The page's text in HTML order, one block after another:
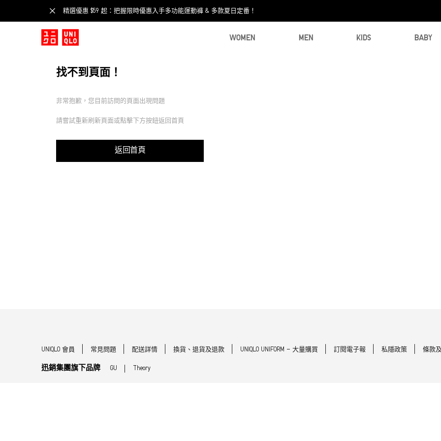
精選優惠 $59 起：把握限時優惠入手多功能運動褲 & 多款夏日定番！​
WOMEN MEN KIDS BABY
找不到頁面！
非常抱歉，您目前訪問的頁面出現問題
請嘗試重新刷新頁面或點擊下方按鈕返回首頁
返回首頁
UNIQLO 會員 常見問題 配送詳情 換貨、退貨及退款 UNIQLO UNIFORM - 大量購買 訂閱電子報 私隱政策 條款
迅銷集團旗下品牌 GU Theory